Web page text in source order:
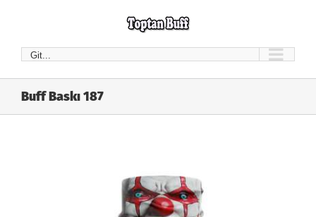
Git...
Buff Baskı 187